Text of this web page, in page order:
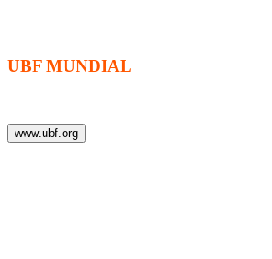
UBF MUNDIAL
www.ubf.org